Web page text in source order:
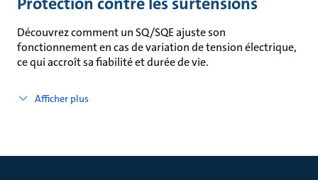
Découvrez comment un SQ/SQE ajuste son
fonctionnement en cas de variation de tension électrique,
ce qui accroît sa fiabilité et durée de vie.
Afficher plus